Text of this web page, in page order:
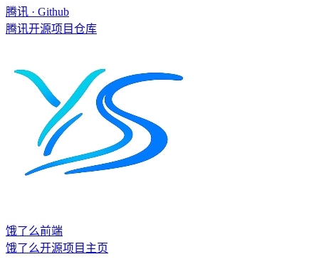
腾讯 · Github
腾讯开源项目仓库
饿了么前端
饿了么开源项目主页